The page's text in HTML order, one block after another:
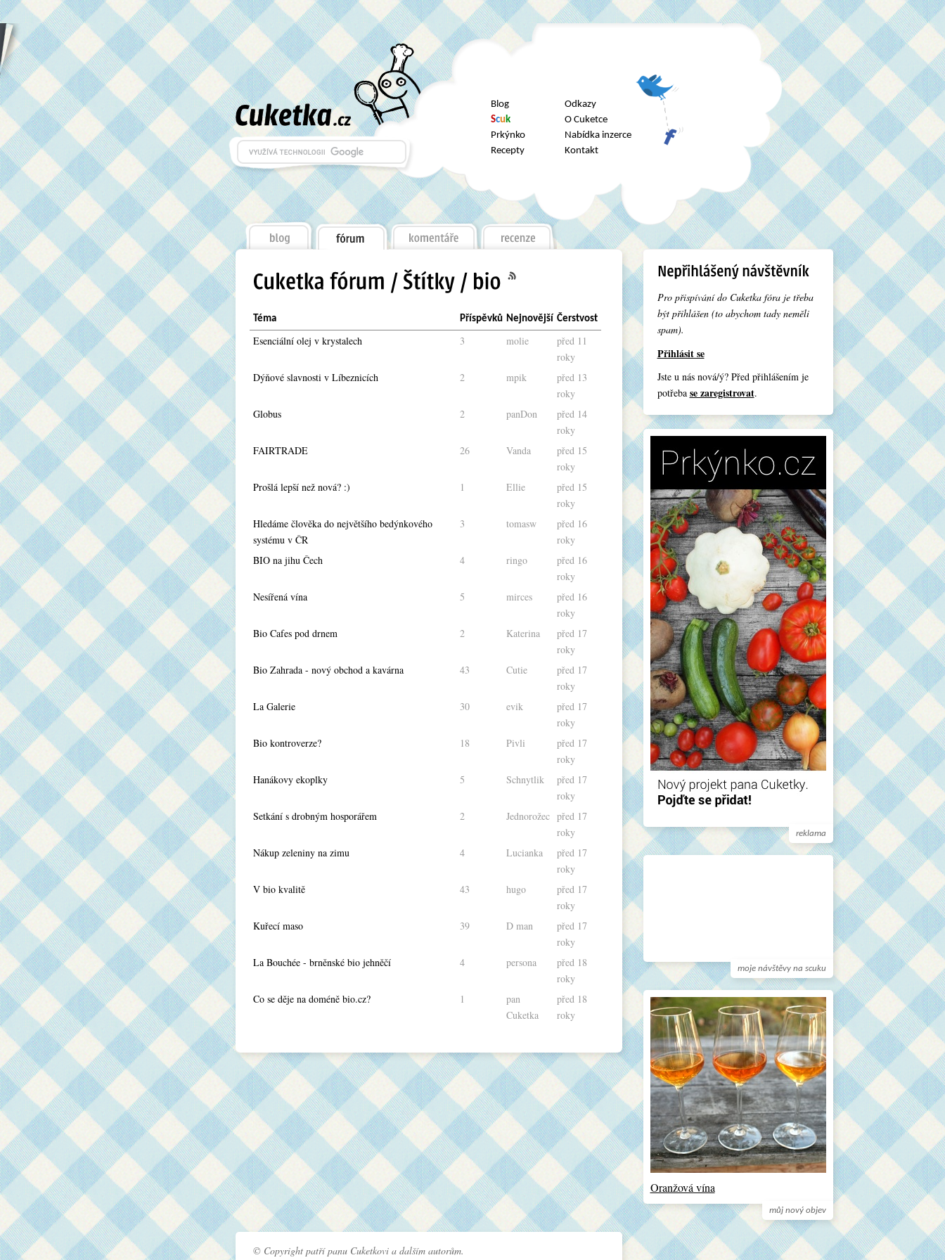
Blog
Scuk
Prkýnko
Recepty
Odkazy
O Cuketce
Nabídka inzerce
Kontakt
Téma Příspěvků Nejnovější Čerstvost
Esenciální olej v krystalech 3 molie
před 11
roky
Dýňové slavnosti v Líbeznicích
2 mpik
před 13
roky
Globus
2 panDon
před 14
roky
FAIRTRADE
26 Vanda
před 15
roky
Prošlá lepší než nová? :)
1 Ellie
před 15
roky
Hledáme člověka do největšího bedýnkového
systému v ČR
3 tomasw
před 16
roky
BIO na jihu Čech
4 ringo
před 16
roky
Nesířená vína
5 mirces
před 16
roky
Bio Cafes pod drnem
2 Katerina
před 17
roky
Bio Zahrada - nový obchod a kavárna
43 Cutie
před 17
roky
La Galerie
30 evik
před 17
roky
Bio kontroverze?
18 Pivli
před 17
roky
Hanákovy ekoplky
5 Schnytlik
před 17
roky
Setkání s drobným hosporářem
2 Jednorožec před 17
roky
Nákup zeleniny na zimu
4 Lucianka
před 17
roky
V bio kvalitě
43 hugo
před 17
roky
Kuřecí maso
39 D man
před 17
roky
La Bouchée - brněnské bio jehněčí
4 persona
před 18
roky
Co se děje na doméně bio.cz?
1
pan
Cuketka
před 18
roky
Pro přispívání do Cuketka fóra je třeba
být přihlášen (to abychom tady neměli
spam).
Přihlásit se
Jste u nás nová/ý? Před přihlášením je
potřeba se zaregistrovat.
reklama
moje návštěvy na scuku
můj nový objev
Oranžová vína
© Copyright patří panu Cuketkovi a dalším autorům.